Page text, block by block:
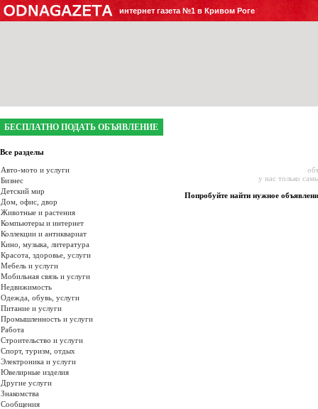
интернет газета №1 в Кривом Роге
БЕСПЛАТНО ПОДАТЬ ОБЪЯВЛЕНИЕ
Все разделы
Авто-мото и услуги
Бизнес
Детский мир
Дом, офис, двор
Животные и растения
Компьютеры и интернет
Коллекции и антиквариат
Кино, музыка, литература
Красота, здоровье, услуги
Мебель и услуги
Мобильная связь и услуги
Недвижимость
Одежда, обувь, услуги
Питание и услуги
Промышленность и услуги
Работа
Строительство и услуги
Спорт, туризм, отдых
Электроника и услуги
Ювелирные изделия
Другие услуги
Знакомства
Сообщения
у нас только
Попробуйте найти нужное